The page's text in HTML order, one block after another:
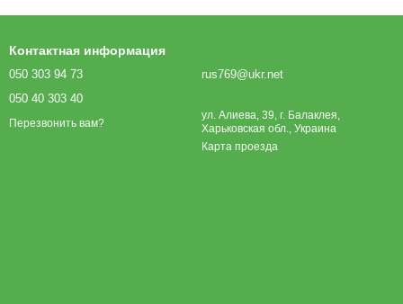
Контактная информация
050 303 94 73
050 40 303 40
Перезвонить вам?
rus769@ukr.net
ул. Алиева, 39, г. Балаклея,
Харьковская обл., Украина
Карта проезда